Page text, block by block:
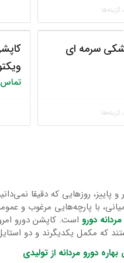
گزینه‌ها
سرمه ای
گزینه‌ها
تماس
پاییز، روزهایی که دقیقا
با پارچه‌هایی مرغوب و
دورو است. کاپشن دورو
که مکمل یکدیگرند و دو
دورو مردانه از تولیدی